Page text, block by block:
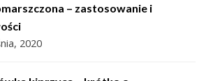
– zastosowanie i
2020